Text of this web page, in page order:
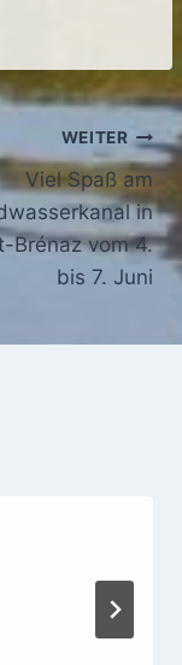
WEITER
Viel Spaß am
in
Brénaz vom 4.
bis 7. Juni